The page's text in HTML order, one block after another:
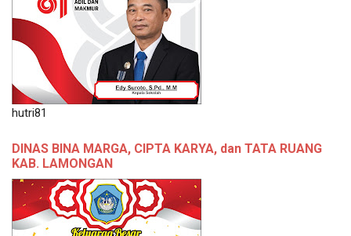
hutri81
DINAS BINA MARGA, CIPTA KARYA, dan TATA RUANG
KAB. LAMONGAN